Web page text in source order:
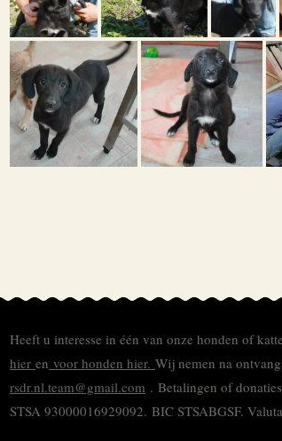
Heeft u interesse in één van onze honden of
hier en voor honden hier. Wij nemen na
rsdr.nl.team@gmail.com . Betalingen of
STSA 93000016929092. BIC STSABGSF.